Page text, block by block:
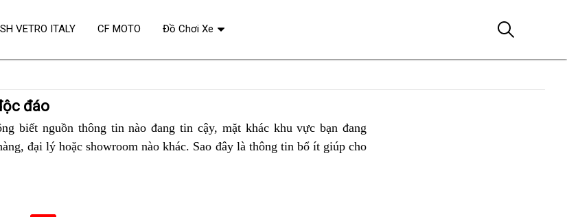
đáo
biết nguồn thông tin nào đang tin cậy, mặt khácHonda
Honda
khu vực bạn đang
showroom
, đại lý Honda
hoặc showroom nào hướng
khácHonda
. Sao đâyxịn
là thông tin bổ ítmàu
giúp cho
SH VETRO ITALY CF MOTO Đồ Chơi Xe